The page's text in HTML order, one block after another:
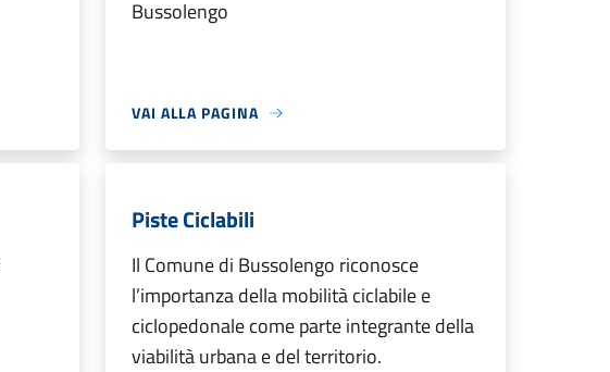
Bussolengo
VAI ALLA PAGINA
Piste Ciclabili
Il Comune di Bussolengo riconosce
l’importanza della mobilità ciclabile e
ciclopedonale come parte integrante della
viabilità urbana e del territorio.